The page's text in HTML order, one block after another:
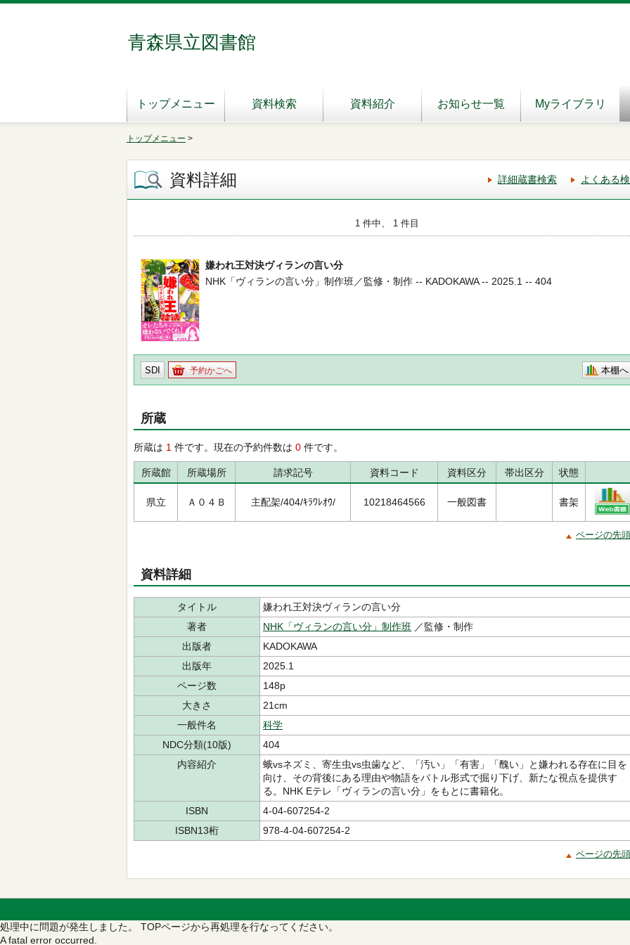
青森県立図書館
トップメニュー 資料検索 資料紹介 お知らせ一覧 Myライブラリ
トップメニュー >
資料詳細 詳細蔵書検索 よくある
1 件中、 1 件目
嫌われ王対決ヴィランの言い分
NHK「ヴィランの言い分」制作班／監修・制作 -- KADOKAWA -- 2025.1 -- 404
SDI 予約かごへ 本棚へ
所蔵
所蔵は 1 件です。現在の予約件数は 0 件です。
所蔵館 所蔵場所 請求記号 資料コード 資料区分 帯出区分 状態
県立 Ａ０４Ｂ 主配架/404/ｷﾗﾜﾚｵｳ/ 10218464566 一般図書 書架
ページの先
資料詳細
タイトル
嫌われ王対決ヴィランの言い分
著者
NHK「ヴィランの言い分」制作班 ／監修・制作
出版者
KADOKAWA
出版年
2025.1
ページ数
148p
大きさ
21cm
一般件名
科学
NDC分類(10版)
404
内容紹介
蛾vsネズミ、寄生虫vs虫歯など、「汚い」「有害」「醜い」と嫌われる存在に目を
向け、その背後にある理由や物語をバトル形式で掘り下げ、新たな視点を提供す
る。NHK Eテレ「ヴィランの言い分」をもとに書籍化。
ISBN
4-04-607254-2
ISBN13桁
978-4-04-607254-2
ページの先
処理中に問題が発生しました。 TOPページから再処理を行なってください。
A fatal error occurred.